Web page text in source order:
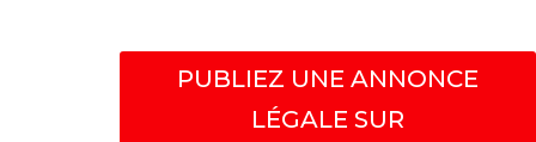
PUBLIEZ UNE ANNONCE
LÉGALE SUR